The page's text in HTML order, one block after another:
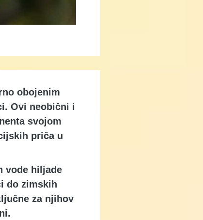
obojenim
Ovi neobični i
svojom
priča u
vode hiljade
do zimskih
za njihov